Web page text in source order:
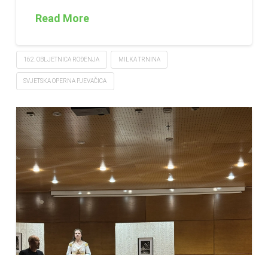
Read More
162. OBLJETNICA ROĐENJA MILKA TRNINA
SVJETSKA OPERNA PJEVAČICA